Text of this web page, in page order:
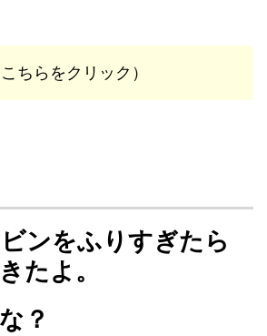
ちらをクリック）
ンをふりすぎたら
たよ。
？